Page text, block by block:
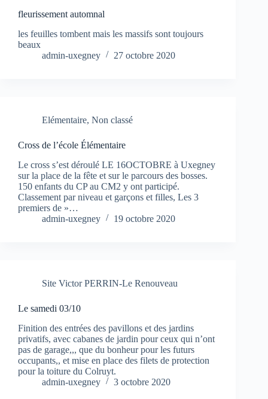
fleurissement automnal
les feuilles tombent mais les massifs sont toujours
beaux
admin-uxegney
27 octobre 2020
Elémentaire, Non classé
Cross de l’école Élémentaire
Le cross s’est déroulé LE 16OCTOBRE à Uxegney
sur la place de la fête et sur le parcours des bosses.
150 enfants du CP au CM2 y ont participé.
Classement par niveau et garçons et filles, Les 3
premiers de »…
admin-uxegney
19 octobre 2020
Site Victor PERRIN-Le Renouveau
Le samedi 03/10
Finition des entrées des pavillons et des jardins
privatifs, avec cabanes de jardin pour ceux qui n’ont
pas de garage,,, que du bonheur pour les futurs
occupants,, et mise en place des filets de protection
pour la toiture du Colruyt.
admin-uxegney
3 octobre 2020